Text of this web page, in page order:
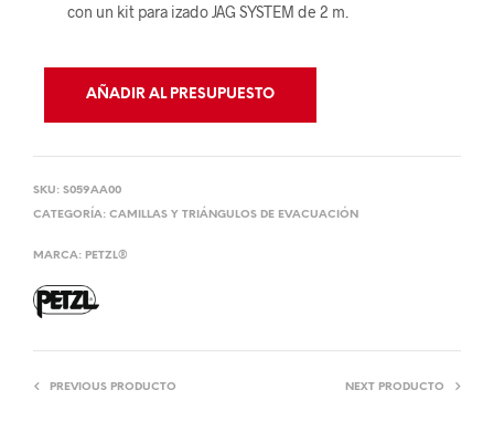
con un kit para izado JAG SYSTEM de 2 m.
AÑADIR AL PRESUPUESTO
SKU: S059AA00
CATEGORÍA: CAMILLAS Y TRIÁNGULOS DE EVACUACIÓN
MARCA: PETZL®
PREVIOUS PRODUCTO NEXT PRODUCTO